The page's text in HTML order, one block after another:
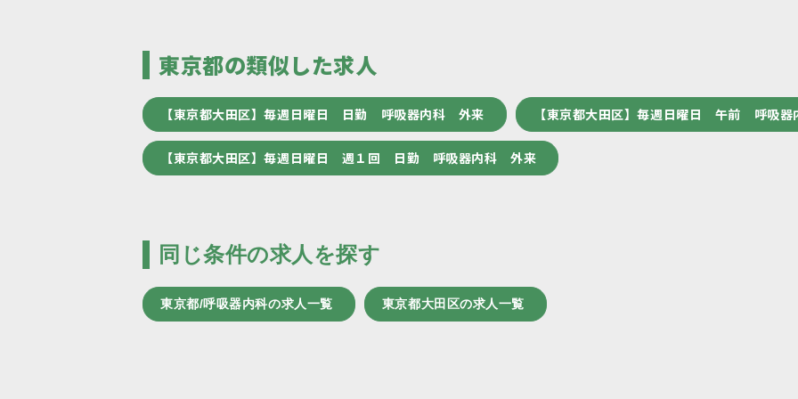
東京都の類似した求人
【東京都大田区】毎週日曜日 日勤 呼吸器内科 外来 【東京都大田区】毎週日曜日 午前 呼吸
【東京都大田区】毎週日曜日 週１回 日勤 呼吸器内科 外来
同じ条件の求人を探す
東京都/呼吸器内科の求人一覧 東京都大田区の求人一覧